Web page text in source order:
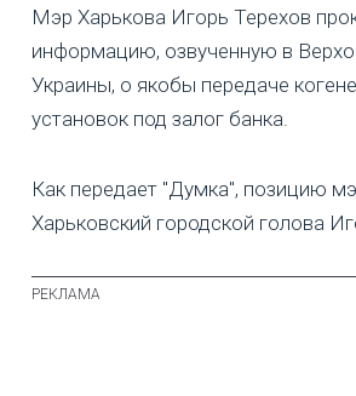
Мэр Харькова Игорь Терехов
информацию, озвученную в
Украины, о якобы передаче
установок под залог банка.
Как передает "Думка", позицию
Харьковский городской голова